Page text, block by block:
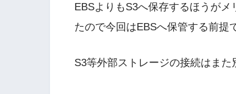
EBSよりもS3へ保存するほうが
たので今回はEBSへ保管する前提
S3等外部ストレージの接続はまた